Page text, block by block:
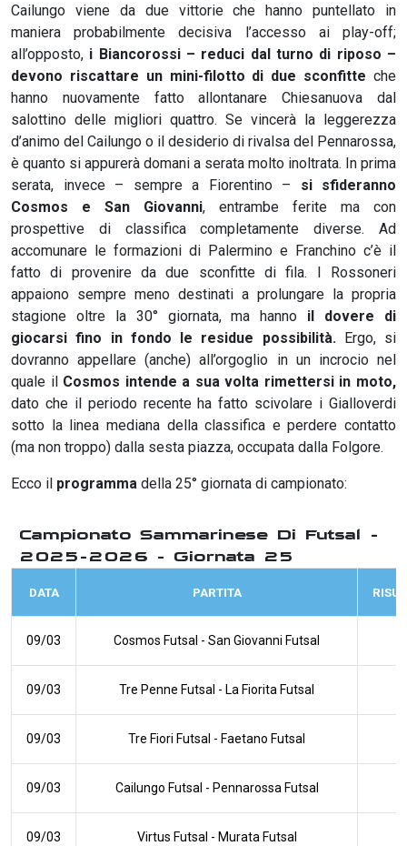
Cailungo viene da due vittorie che hanno puntellato in
maniera probabilmente decisiva l’accesso ai play-off;
all’opposto, i Biancorossi – reduci dal turno di riposo –
devono riscattare un mini-filotto di due sconfitte che
hanno nuovamente fatto allontanare Chiesanuova dal
salottino delle migliori quattro. Se vincerà la leggerezza
d’animo del Cailungo o il desiderio di rivalsa del Pennarossa,
è quanto si appurerà domani a serata molto inoltrata. In prima
serata, invece – sempre a Fiorentino – si sfideranno
Cosmos e San Giovanni, entrambe ferite ma con
prospettive di classifica completamente diverse. Ad
accomunare le formazioni di Palermino e Franchino c’è il
fatto di provenire da due sconfitte di fila. I Rossoneri
appaiono sempre meno destinati a prolungare la propria
stagione oltre la 30° giornata, ma hanno il dovere di
giocarsi fino in fondo le residue possibilità. Ergo, si
dovranno appellare (anche) all’orgoglio in un incrocio nel
quale il Cosmos intende a sua volta rimettersi in moto,
dato che il periodo recente ha fatto scivolare i Gialloverdi
sotto la linea mediana della classifica e perdere contatto
(ma non troppo) dalla sesta piazza, occupata dalla Folgore.
Ecco il programma della 25° giornata di campionato:
Campionato Sammarinese Di Futsal -
2025-2026 - Giornata 25
DATA PARTITA
09/03 Cosmos Futsal - San Giovanni Futsal
09/03 Tre Penne Futsal - La Fiorita Futsal
09/03 Tre Fiori Futsal - Faetano Futsal
09/03 Cailungo Futsal - Pennarossa Futsal
09/03 Virtus Futsal - Murata Futsal